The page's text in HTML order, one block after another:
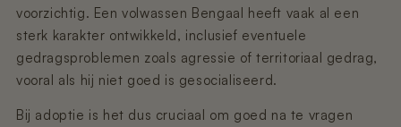
voorzichtig. Een volwassen Bengaal heeft vaak al een
sterk karakter ontwikkeld, inclusief eventuele
gedragsproblemen zoals agressie of territoriaal gedrag,
vooral als hij niet goed is gesocialiseerd.
Bij adoptie is het dus cruciaal om goed na te vragen